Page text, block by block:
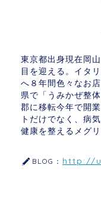
東京都出身現在岡
目を迎える。イタ
へ８年間色々なお
県で「うみかぜ整
郡に移転今年で開
トだけでなく、病
健康を整えるメグ
BLOG： http://